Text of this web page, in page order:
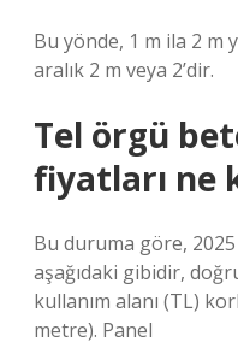
Bu yönde, 1 m ila 2 m
aralık 2 m veya 2’dir.
Tel örgü
fiyatları ne
Bu duruma göre,
aşağıdaki gibidir,
kullanım alanı (TL)
metre). Panel